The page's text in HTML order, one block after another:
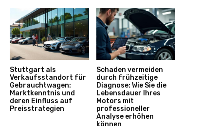
Stuttgart als
Verkaufsstandort für
Gebrauchtwagen:
Marktkenntnis und
deren Einfluss auf
Preisstrategien
Schaden vermeiden
durch frühzeitige
Diagnose: Wie Sie die
Lebensdauer Ihres
Motors mit
professioneller
Analyse erhöhen